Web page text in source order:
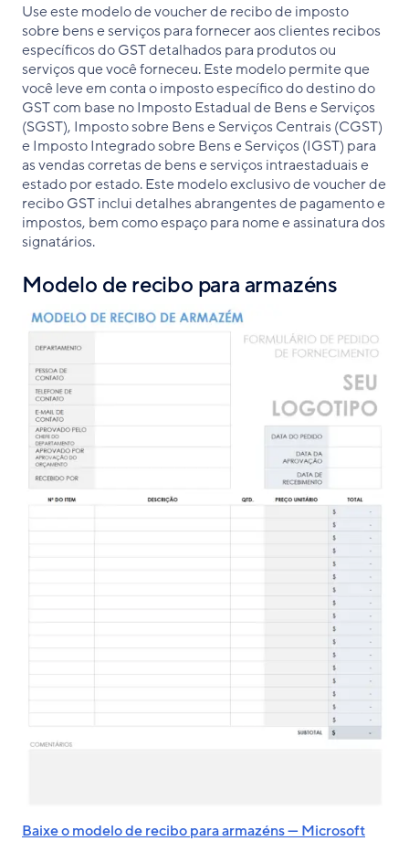
Use este modelo de voucher de recibo de imposto
sobre bens e serviços para fornecer aos clientes recibos
específicos do GST detalhados para produtos ou
serviços que você forneceu. Este modelo permite que
você leve em conta o imposto específico do destino do
GST com base no Imposto Estadual de Bens e Serviços
(SGST), Imposto sobre Bens e Serviços Centrais (CGST)
e Imposto Integrado sobre Bens e Serviços (IGST) para
as vendas corretas de bens e serviços intraestaduais e
estado por estado. Este modelo exclusivo de voucher de
recibo GST inclui detalhes abrangentes de pagamento e
impostos, bem como espaço para nome e assinatura dos
signatários.
Modelo de recibo para armazéns
Baixe o modelo de recibo para armazéns — Microsoft